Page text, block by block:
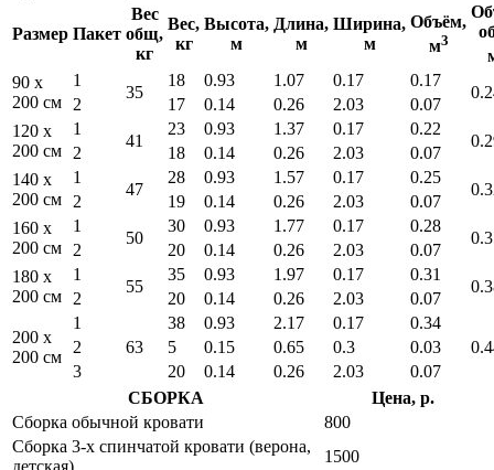
Размер Пакет
Вес
общ,
кг
Вес,
кг
Высота,
м
Длина,
м
Ширина,
м
Объём,
м3
90 x
200 см
1
35
18 0.93 1.07 0.17 0.17
2 17 0.14 0.26 2.03
0.07
120 x
200 см
1
41
23 0.93 1.37 0.17 0.22
2 18 0.14 0.26 2.03
0.07
140 x
200 см
1
47
28 0.93 1.57 0.17 0.25
2 19 0.14 0.26 2.03
0.07
160 x
200 см
1
50
30 0.93 1.77 0.17 0.28
2 20 0.14 0.26 2.03
0.07
180 x
200 см
1
55
35 0.93 1.97 0.17 0.31
2 20 0.14 0.26 2.03 0.07
200 x
200 см
1
63
38 0.93 2.17 0.17
0.34
2 5 0.15 0.65 0.3
0.03
3
20 0.14 0.26 2.03
0.07
СБОРКА
Цена, р.
Сборка обычной кровати
800
Сборка 3-х спинчатой кровати (верона,
детская)
1500